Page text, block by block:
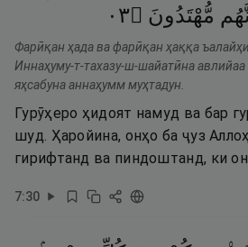
مُّهْتَدُونَ ۝٣٠
Фарӣқан ҳада ва фарӣқан ҳаққа
Иннаҳуму-т-тахазу-ш-шайатӣна
яҳсабуна аннаҳумм муҳтадун.
Гурӯҳеро ҳидоят намуд ва бар
шуд. Ҳаройина, онҳо ба ҷуз
гирифтанд ва пиндоштанд, ки
7:30